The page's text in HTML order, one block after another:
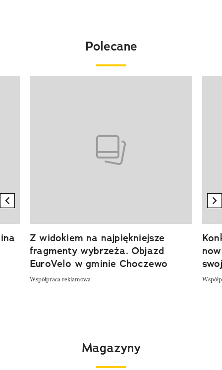
Polecane
previous element
Z widokiem na najpiękniejsze
fragmenty wybrzeża. Objazd
EuroVelo w gminie Choczewo
Współpraca reklamowa
Magazyny